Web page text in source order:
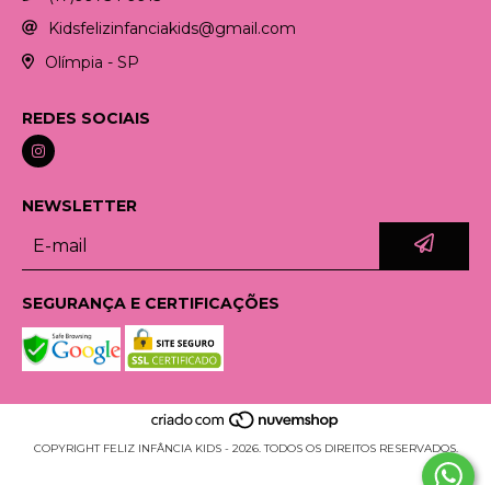
Kidsfelizinfanciakids@gmail.com
Olímpia - SP
REDES SOCIAIS
NEWSLETTER
SEGURANÇA E CERTIFICAÇÕES
COPYRIGHT FELIZ INFÂNCIA KIDS - 2026. TODOS OS DIREITOS RESERVADOS.